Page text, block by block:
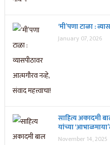
‘मी’पणा टाळा :
January 07, 2026
साहित्य अकादमी
यांच्या
November 14, 2025